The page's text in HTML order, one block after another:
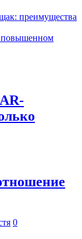
преимущества
повышенном
0